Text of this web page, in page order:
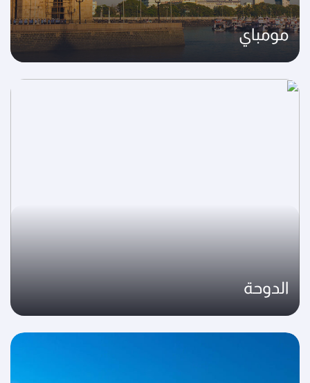
مومباي
الدوحة